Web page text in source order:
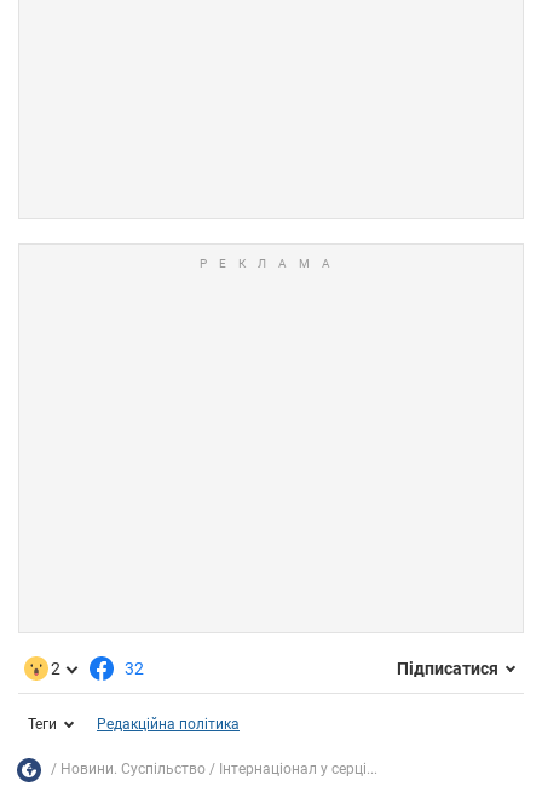
2 32 Підписатися
Теги Редакційна політика
Новини. Суспільство Інтернаціонал у серці...